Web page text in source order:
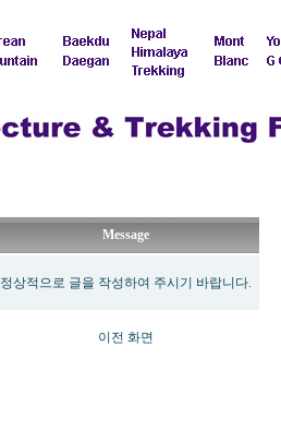
Message
정상적으로 글을 작성하여 주시기 바랍니다.
이전 화면